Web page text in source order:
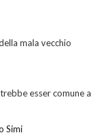
mala vecchio
esser comune a
Simi